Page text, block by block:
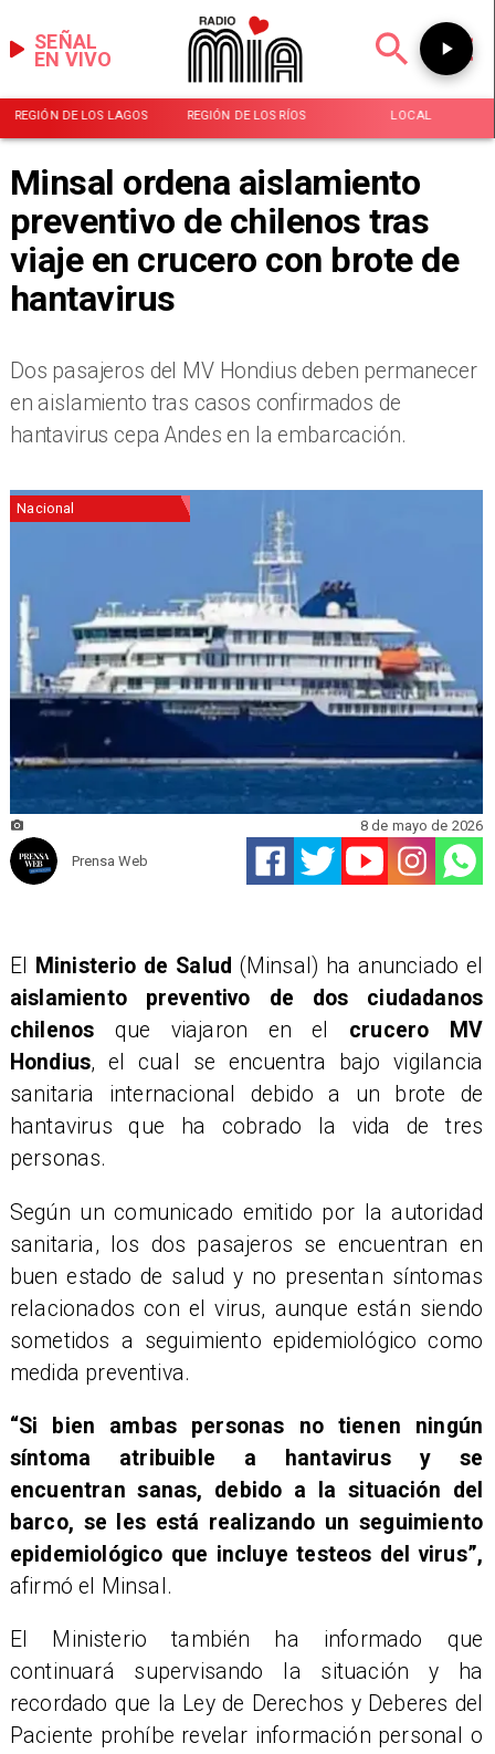
EN VIVO
SEÑAL
REGIÓN DE LOS LAGOS REGIÓN DE LOS RÍOS LOCAL
Minsal ordena aislamiento
preventivo de chilenos tras
viaje en crucero con brote de
hantavirus
Dos pasajeros del MV Hondius deben permanecer
en aislamiento tras casos confirmados de
hantavirus cepa Andes en la embarcación.
Nacional
Prensa Web
8 de mayo de 2026
El Ministerio de Salud (Minsal) ha anunciado el
aislamiento preventivo de dos ciudadanos
chilenos que viajaron en el crucero MV
Hondius, el cual se encuentra bajo vigilancia
sanitaria internacional debido a un brote de
hantavirus que ha cobrado la vida de tres
personas.
Según un comunicado emitido por la autoridad
sanitaria, los dos pasajeros se encuentran en
buen estado de salud y no presentan síntomas
relacionados con el virus, aunque están siendo
sometidos a seguimiento epidemiológico como
medida preventiva.
“Si bien ambas personas no tienen ningún
síntoma atribuible a hantavirus y se
encuentran sanas, debido a la situación del
barco, se les está realizando un seguimiento
epidemiológico que incluye testeos del virus”,
afirmó el Minsal.
El Ministerio también ha informado que
continuará supervisando la situación y ha
recordado que la Ley de Derechos y Deberes del
Paciente prohíbe revelar información personal o